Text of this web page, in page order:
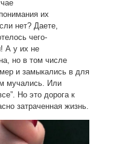
их
нет? Даете,
чего-
А у их не
но в том числе
и замыкались в для
мучались. Или
Но это дорога к
затраченная жизнь.